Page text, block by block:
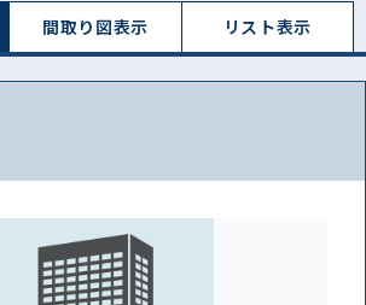
間取り図表⽰ リスト表⽰